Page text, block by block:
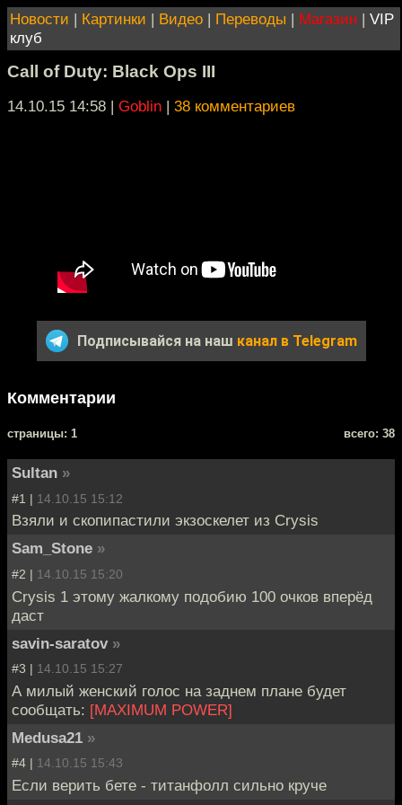
Новости | Картинки | Видео | Переводы | Магазин | VIP
клуб
Call of Duty: Black Ops III
14.10.15 14:58 | Goblin | 38 комментариев
Подписывайся на наш канал в Telegram
Комментарии
cтраницы: 1 всего: 38
Sultan »
#1 | 14.10.15 15:12
Взяли и скопипастили экзоскелет из Crysis
Sam_Stone »
#2 | 14.10.15 15:20
Crysis 1 этому жалкому подобию 100 очков вперёд
даст
savin-saratov »
#3 | 14.10.15 15:27
А милый женский голос на заднем плане будет
сообщать: [MAXIMUM POWER]
Medusa21 »
#4 | 14.10.15 15:43
Если верить бете - титанфолл сильно круче